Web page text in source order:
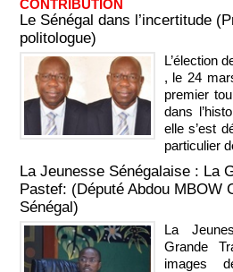
CONTRIBUTION
Le Sénégal dans l’incertitude
politologue)
L’élection
, le 24
premier
dans
elle s’est
particulier
La Jeunesse Sénégalaise : La
Pastef: (Député Abdou MBOW
Sénégal)
La
Grande
images